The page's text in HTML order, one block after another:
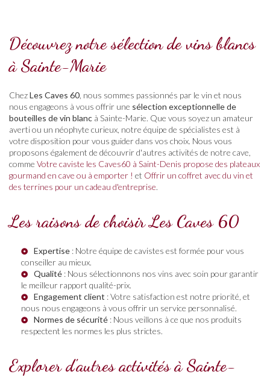
Découvrez notre sélection de vins blancs
à Sainte-Marie
ChezLes Caves 60 , nous sommes passionnés par le vin et nous
nous engageons à vous offrir une sélection exceptionnelle de
bouteilles de vin blanc à Sainte-Marie. Que vous soyez un amateur
averti ou un néophyte curieux, notre équipe de spécialistes est à
votre disposition pour vous guider dans vos choix. Nous vous
proposons également de découvrir d'autres activités de notre cave,
comme Votre caviste les Caves60 à Saint-Denis propose des plateaux
gourmand en cave ou à emporter ! et Offrir un coffret avec du vin et
des terrines pour un cadeau d'entreprise.
Les raisons de choisir Les Caves 60
Expertise : Notre équipe de cavistes est formée pour vous
conseiller au mieux.
Qualité : Nous sélectionnons nos vins avec soin pour garantir
le meilleur rapport qualité-prix.
Engagement client : Votre satisfaction est notre priorité, et
nous nous engageons à vous offrir un service personnalisé.
Normes de sécurité : Nous veillons à ce que nos produits
respectent les normes les plus strictes.
Explorer d'autres activités à Sainte-